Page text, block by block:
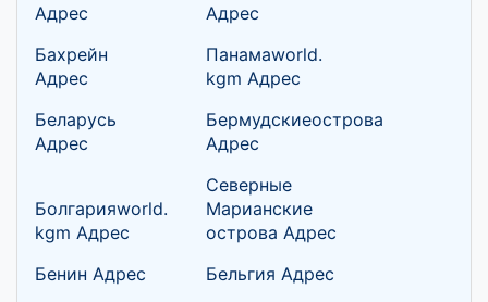
Адрес
Адрес
Бахрейн
Адрес
Панамаworld.
kgm Адрес
Беларусь
Адрес
Бермудскиеострова
Адрес
Болгарияworld.
kgm Адрес
Северные
Марианские
острова Адрес
Бенин Адрес
Бельгия Адрес